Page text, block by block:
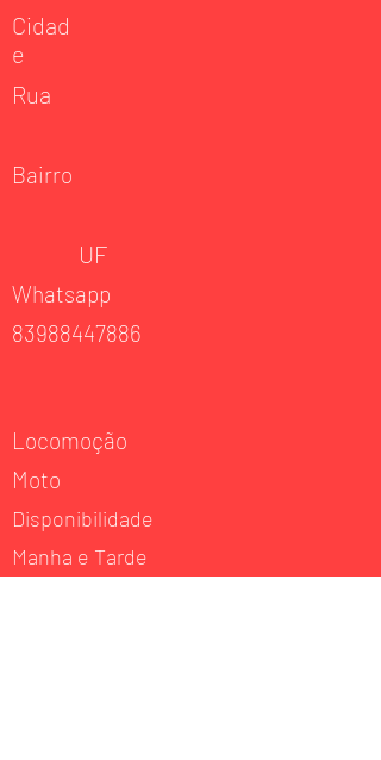
Cidad
e
Rua
Bairro
UF
Whatsapp
83988447886
Locomoção
Moto
Disponibilidade
Manha e Tarde